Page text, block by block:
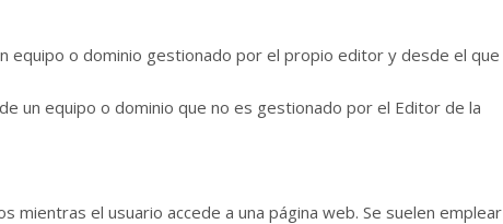
equipo o dominio gestionado por el propio editor y desde el que
un equipo o dominio que no es gestionado por el Editor de la
el usuario accede a una página web. Se suelen emplear